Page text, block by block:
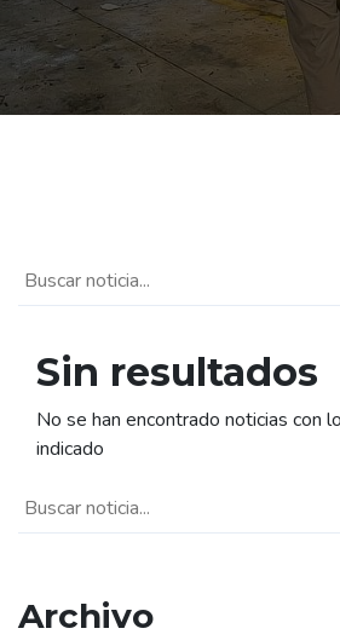
Sin resultados
No se han encontrado noticias con
indicado
Archivo